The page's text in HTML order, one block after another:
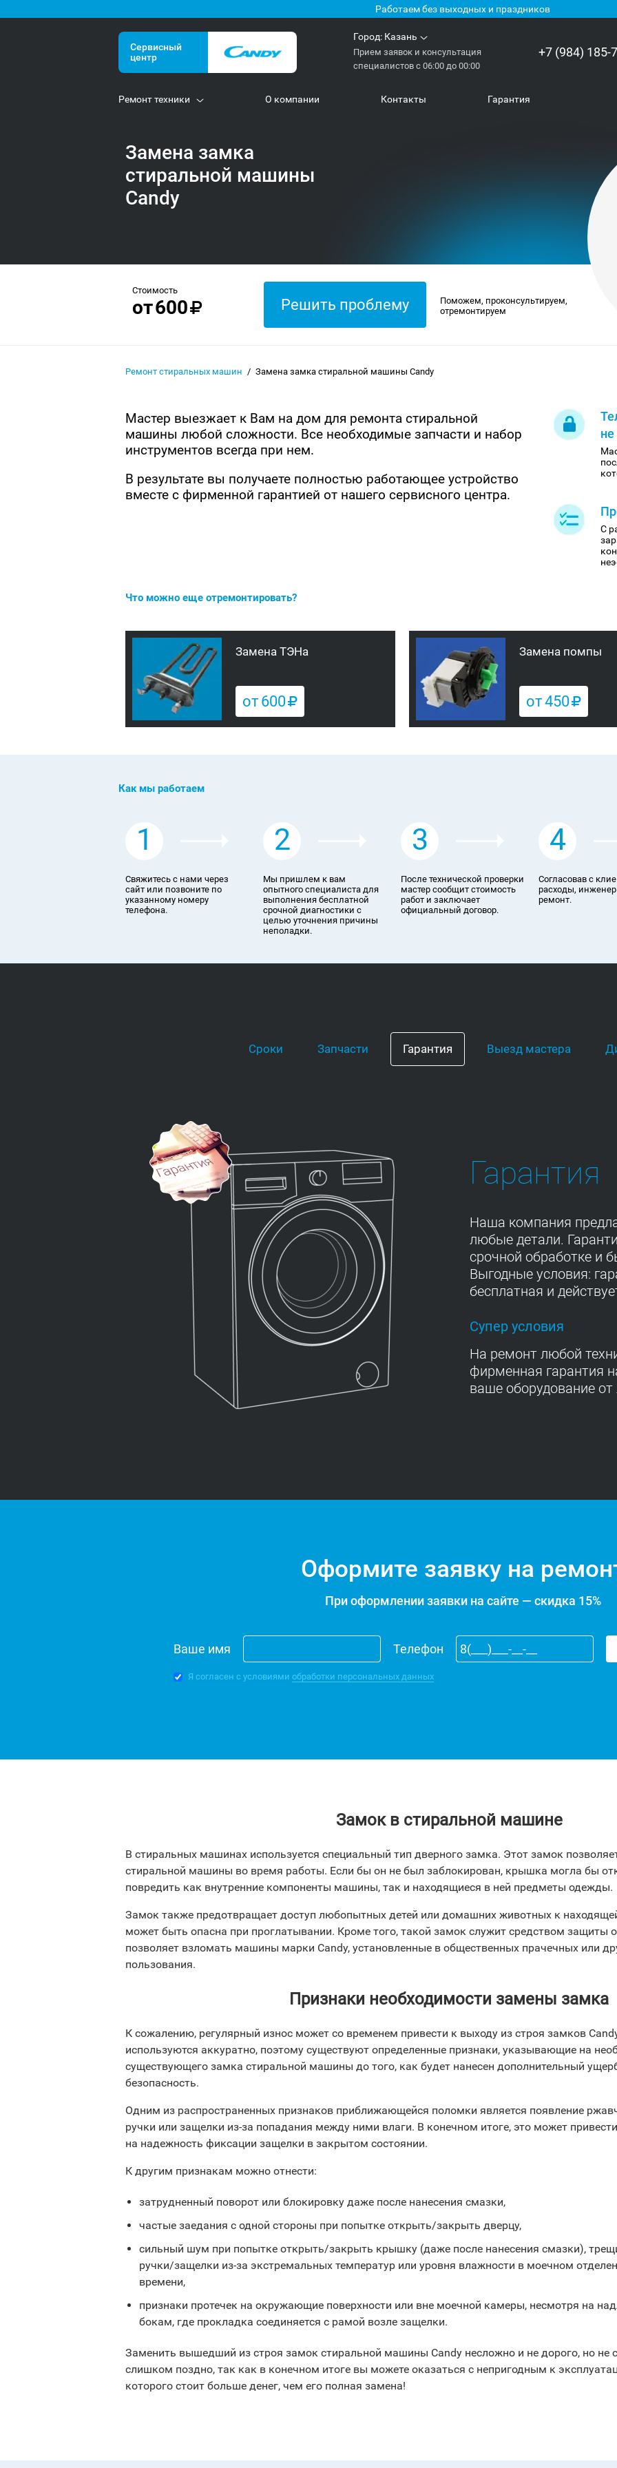
Работаем без выходных и праздников
Сервисный
центр
Город: Казань
Прием заявок и консультация
специалистов с 06:00 до 00:00
+7 (984) 185-
Ремонт техники О компании Контакты Гарантия
Замена замка
стиральной машины
Candy
Стоимость
от600 Решить проблему
Поможем, проконсультируем,
отремонтируем
Ремонт стиральных машин Замена замка стиральной машины Candy
Мастер выезжает к Вам на дом для ремонта стиральной
машины любой сложности. Все необходимые запчасти и набор
инструментов всегда при нем.
В результате вы получаете полностью работающее устройство
вместе с фирменной гарантией от нашего сервисного центра.
С
Что можно еще отремонтировать?
Замена ТЭНа
от600
Замена помпы
от450
Как мы работаем
1
Свяжитесь с нами через
сайт или позвоните по
указанному номеру
телефона.
2
Мы пришлем к вам
опытного специалиста для
выполнения бесплатной
срочной диагностики с
целью уточнения причины
неполадки.
3
После технической проверки
мастер сообщит стоимость
работ и заключает
официальный договор.
4
Согласовав с
расходы,
ремонт.
Сроки Запчасти Гарантия Выезд мастера
Гарантия
Наша компания
любые детали.
срочной обработке и
Выгодные условия:
бесплатная и
Супер условия
На ремонт любой
фирменная гарантия
ваше оборудование
Оформите заявку на
При оформлении заявки на сайте — скидка 15%
Ваше имя Телефон
Я согласен с условиями обработки персональных данных
Замок в стиральной машине
В стиральных машинах используется специальный тип дверного замка. Этот замок
стиральной машины во время работы. Если бы он не был заблокирован, крышка могла бы
повредить как внутренние компоненты машины, так и находящиеся в ней предметы одежды.
Замок также предотвращает доступ любопытных детей или домашних животных к
может быть опасна при проглатывании. Кроме того, такой замок служит средством защиты
позволяет взломать машины марки Candy, установленные в общественных прачечных или
пользования.
Признаки необходимости замены замка
К сожалению, регулярный износ может со временем привести к выходу из строя замков
используются аккуратно, поэтому существуют определенные признаки, указывающие на
существующего замка стиральной машины до того, как будет нанесен дополнительный
безопасность.
Одним из распространенных признаков приближающейся поломки является появление
ручки или защелки из-за попадания между ними влаги. В конечном итоге, это может
на надежность фиксации защелки в закрытом состоянии.
К другим признакам можно отнести:
затрудненный поворот или блокировку даже после нанесения смазки,
частые заедания с одной стороны при попытке открыть/закрыть дверцу,
сильный шум при попытке открыть/закрыть крышку (даже после нанесения смазки),
ручки/защелки из-за экстремальных температур или уровня влажности в моечном
времени,
признаки протечек на окружающие поверхности или вне моечной камеры, несмотря на
бокам, где прокладка соединяется с рамой возле защелки.
Заменить вышедший из строя замок стиральной машины Candy несложно и не дорого, но не
слишком поздно, так как в конечном итоге вы можете оказаться с непригодным к
которого стоит больше денег, чем его полная замена!